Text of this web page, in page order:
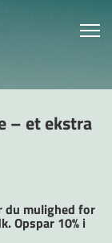
– et ekstra
du mulighed for
Opspar 10% i